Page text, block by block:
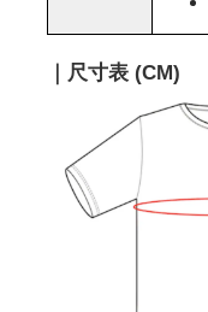
｜尺寸表 (CM)